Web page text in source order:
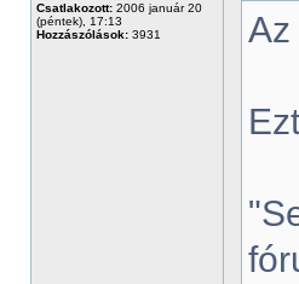
Csatlakozott: 2006 január 20
(péntek), 17:13
Hozzászólások: 3931 Az